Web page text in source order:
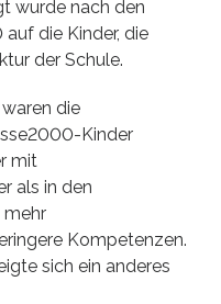
wurde nach den
die Kinder, die
der Schule.
die
Kinder
mit
als in den
mehr
Kompetenzen.
sich ein anderes